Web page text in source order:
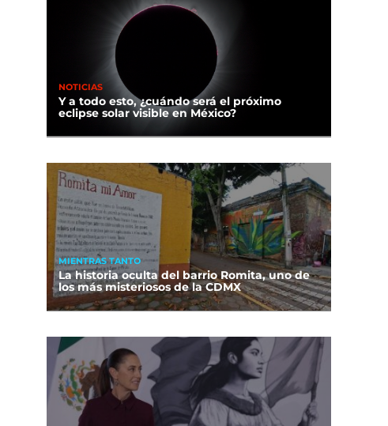
NOTICIAS
Y a todo esto, ¿cuándo será el próximo
eclipse solar visible en México?
MIENTRAS TANTO
La historia oculta del barrio Romita, uno de
los más misteriosos de la CDMX